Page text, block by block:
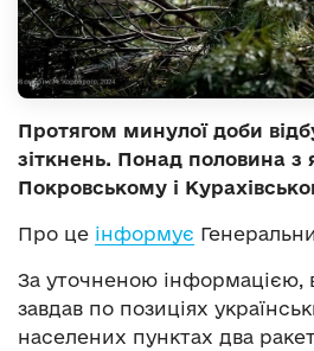
Протягом минулої доби
зіткнень. Понад половина з
Покровському і
Про це інформує
За уточненою інформацією,
завдав по позиціях
населених пунктах два